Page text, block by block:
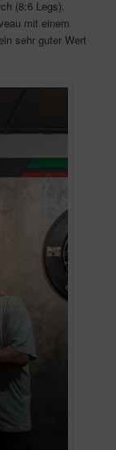
(8:6 Legs).
mit einem
sehr guter Wert